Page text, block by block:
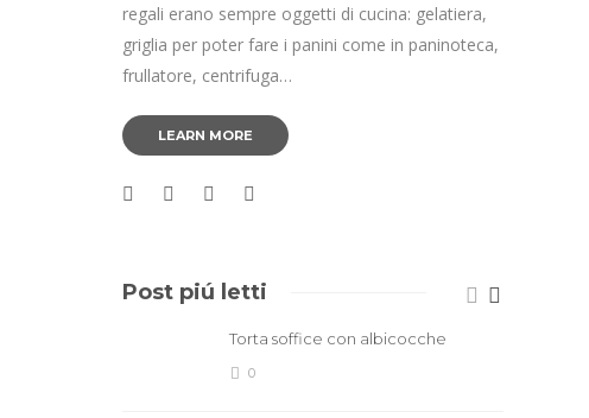
regali erano sempre oggetti di cucina: gelatiera,
griglia per poter fare i panini come in paninoteca,
frullatore, centrifuga…
LEARN MORE
Post piú letti
Torta soffice con albicocche
0